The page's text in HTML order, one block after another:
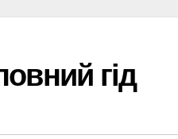
гід